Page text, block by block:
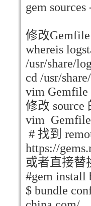
gem sources
修改
whereis
/usr/share/
cd /usr/
vim Gemfile
修改 source
vim Gemfile
# 找到
https://
或者直接替
#gem install
$ bundle